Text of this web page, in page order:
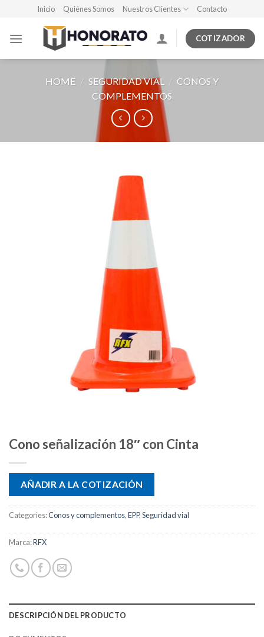
content
Inicio Quiénes Somos Nuestros Clientes Contacto
COTIZADOR
HOME / SEGURIDAD VIAL / CONOS Y
COMPLEMENTOS
Cono señalización 18″ con Cinta
AÑADIR A LA COTIZACIÓN
Categories:Conos y complementos,EPP,Seguridad vial
Marca:RFX
DESCRIPCIÓN DEL PRODUCTO